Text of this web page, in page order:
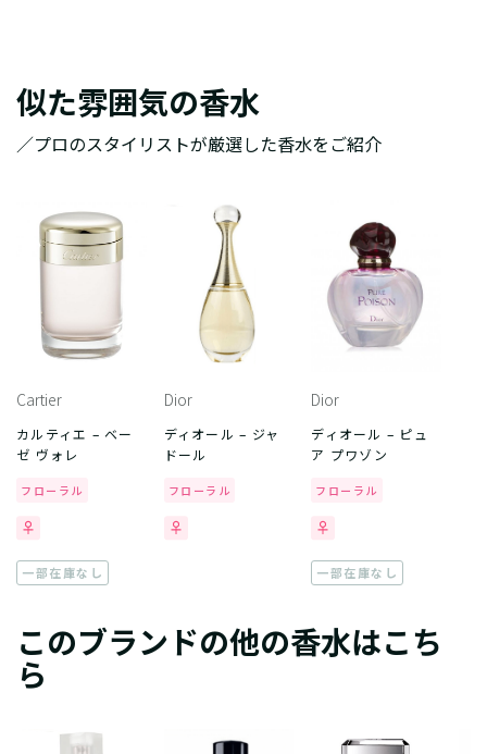
似た雰囲気の香水
／プロのスタイリストが厳選した香水をご紹介
Cartier
カルティエ – ベー
ゼ ヴォレ
フローラル
一部在庫なし
Dior
ディオール – ジャ
ドール
フローラル
Dior
ディオール – ピュ
ア プワゾン
フローラル
一部在庫なし
このブランドの他の香水はこち
ら